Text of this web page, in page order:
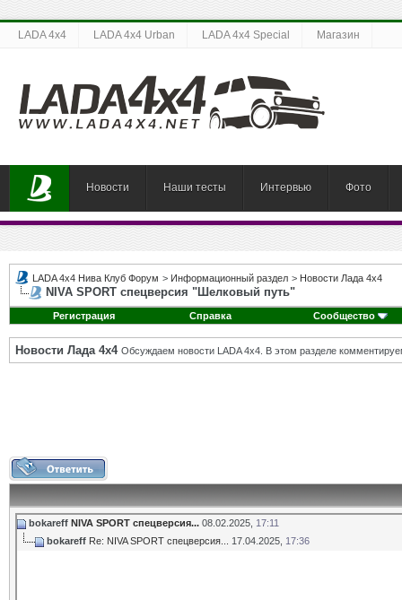
LADA 4x4 LADA 4x4 Urban LADA 4x4 Special Магазин
Новости Наши тесты Интервью Фото
LADA 4x4 Нива Клуб Форум > Информационный раздел > Новости Лада 4х4
NIVA SPORT спецверсия "Шелковый путь"
Регистрация Справка Сообщество
Новости Лада 4х4 Обсуждаем новости LADA 4x4. В этом разделе
bokareff NIVA SPORT спецверсия... 08.02.2025, 17:11
bokareff Re: NIVA SPORT спецверсия... 17.04.2025, 17:36